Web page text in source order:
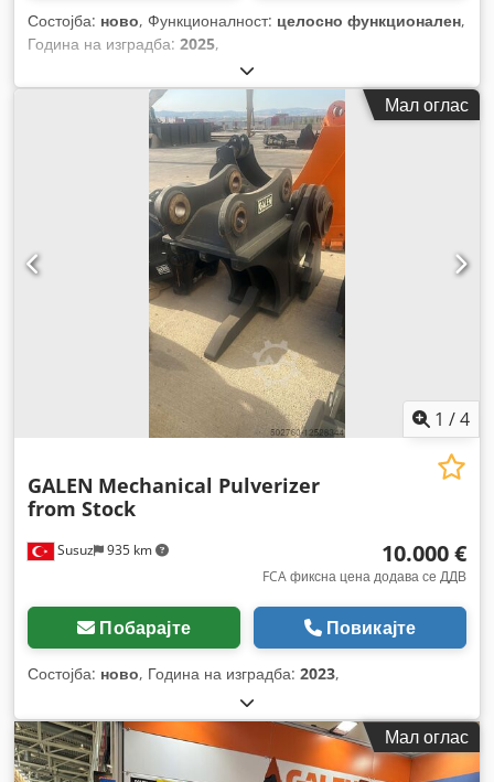
Состојба: ново, Функционалност: целосно функционален,
Година на изградба: 2025,
Мал оглас
1 /4
Susuz 935 km
GALEN Mechanical Pulverizer
from Stock
10.000 €
FCA фиксна цена додава се ДДВ
Побарајте Повикајте
Состојба: ново, Година на изградба: 2023,
Мал оглас